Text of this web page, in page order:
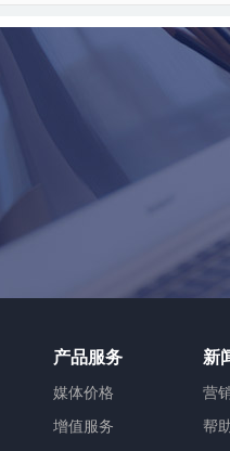
产品服务
媒体价格
增值服务
新
营
帮